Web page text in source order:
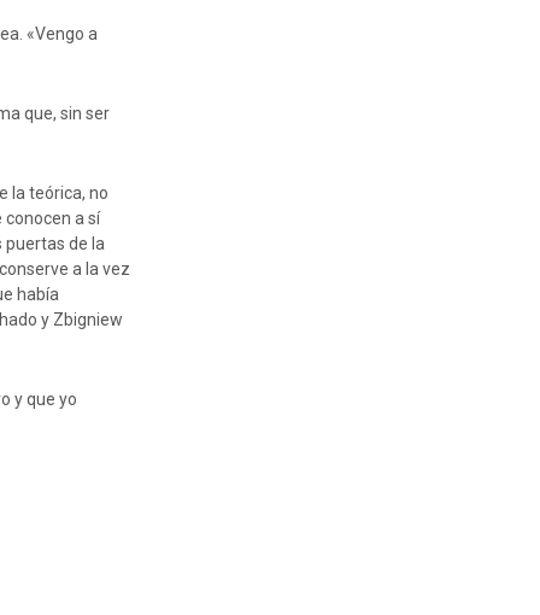
«Vengo a
que, sin ser
la teórica, no
conocen a sí
puertas de la
a la vez
había
y Zbigniew
y que yo